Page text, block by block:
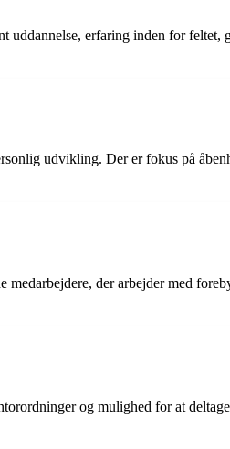
erfaring inden for feltet,
udvikling. Der er fokus på
der arbejder med
og mulighed for at